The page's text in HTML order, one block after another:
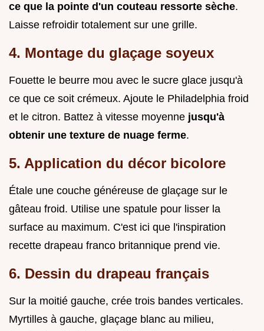
ce que la pointe d'un couteau ressorte sèche.
Laisse refroidir totalement sur une grille.
4. Montage du glaçage soyeux
Fouette le beurre mou avec le sucre glace jusqu'à
ce que ce soit crémeux. Ajoute le Philadelphia froid
et le citron. Battez à vitesse moyenne jusqu'à
obtenir une texture de nuage ferme.
5. Application du décor bicolore
Étale une couche généreuse de glaçage sur le
gâteau froid. Utilise une spatule pour lisser la
surface au maximum. C'est ici que l'inspiration
recette drapeau franco britannique prend vie.
6. Dessin du drapeau français
Sur la moitié gauche, crée trois bandes verticales.
Myrtilles à gauche, glaçage blanc au milieu,